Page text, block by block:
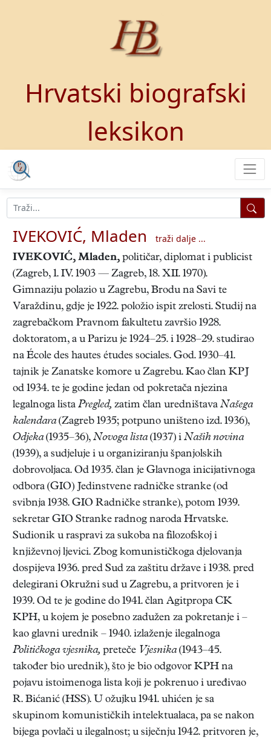
Hrvatski biografski
leksikon
IVEKOVIĆ, Mladen
traži dalje ...
IVEKOVIĆ, Mladen, političar, diplomat i publicist
(Zagreb, 1. IV. 1903 — Zagreb, 18. XII. 1970).
Gimnaziju polazio u Zagrebu, Brodu na Savi te
Varaždinu, gdje je 1922. položio ispit zrelosti. Studij na
zagrebačkom Pravnom fakultetu završio 1928.
doktoratom, a u Parizu je 1924–25. i 1928–29. studirao
na École des hautes études sociales. God. 1930–41.
tajnik je Zanatske komore u Zagrebu. Kao član KPJ
od 1934. te je godine jedan od pokretača njezina
legalnoga lista Pregled, zatim član uredništava Našega
kalendara(Zagreb 1935; potpuno uništeno izd. 1936),
Odjeka(1935–36), Novoga lista(1937) i Naših novina
(1939), a sudjeluje i u organiziranju španjolskih
dobrovoljaca. Od 1935. član je Glavnoga inicijativnoga
odbora (GIO) Jedinstvene radničke stranke (od
svibnja 1938. GIO Radničke stranke), potom 1939.
sekretar GIO Stranke radnog naroda Hrvatske.
Sudionik u raspravi za sukoba na filozofskoj i
književnoj ljevici. Zbog komunističkoga djelovanja
dospijeva 1936. pred Sud za zaštitu države i 1938. pred
delegirani Okružni sud u Zagrebu, a pritvoren je i
1939. Od te je godine do 1941. član Agitpropa CK
KPH, u kojem je posebno zadužen za pokretanje i –
kao glavni urednik – 1940. izlaženje ilegalnoga
Političkoga vjesnika, preteče Vjesnika(1943–45.
također bio urednik), što je bio odgovor KPH na
pojavu istoimenoga lista koji je pokrenuo i uređivao
R. Bićanić (HSS). U ožujku 1941. uhićen je sa
skupinom komunističkih intelektualaca, pa se nakon
bijega povlači u ilegalnost; u siječnju 1942. pritvoren je,